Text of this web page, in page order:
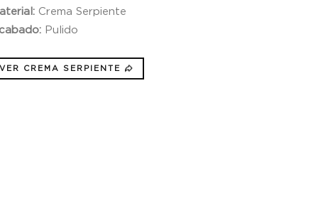
Crema Serpiente
Pulido
VER CREMA SERPIENTE